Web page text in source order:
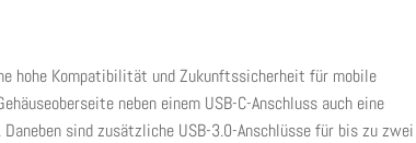
hohe Kompatibilität und Zukunftssicherheit für mobile
neben einem USB-C-Anschluss auch eine
sind zusätzliche USB-3.0-Anschlüsse für bis zu zwei